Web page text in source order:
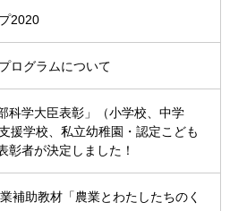
2020
ログラムについて
科学大臣表彰」（小学校、中学
援学校、私立幼稚園・認定こども
彰者が決定しました！
補助教材「農業とわたしたちのく